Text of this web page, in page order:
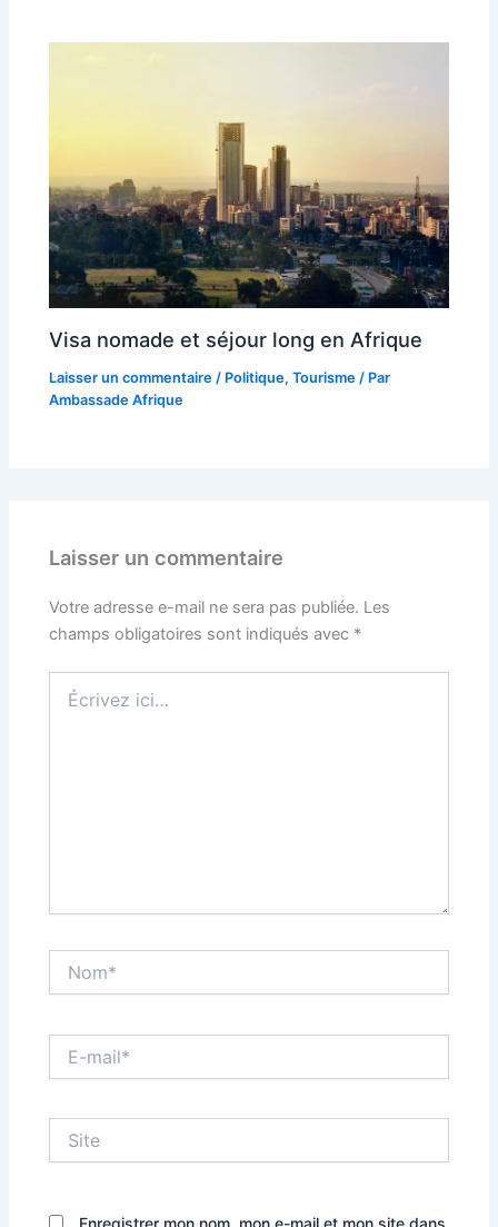
Visa nomade et séjour long en Afrique
Laisser un commentaire / Politique,Tourisme / Par
Ambassade Afrique
Laisser un commentaire
Votre adresse e-mail ne sera pas publiée. Les
champs obligatoires sont indiqués avec *
ici…
mail*
Enregistrer mon nom, mon e-mail et mon site dans